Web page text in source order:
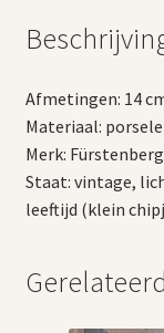
Afmetingen: 14
Materiaal:
Merk: Fürstenberg
Staat: vintage,
leeftijd (klein